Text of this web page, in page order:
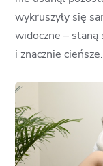
wykruszyły się
widoczne – staną
i znacznie cieńsze.